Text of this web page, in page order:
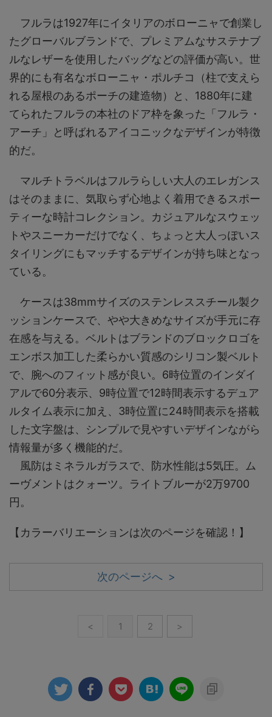
フルラは1927年にイタリアのボローニャで創業し
たグローバルブランドで、プレミアムなサステナブ
ルなレザーを使用したバッグなどの評価が高い。世
界的にも有名なボローニャ・ポルチコ（柱で支えら
れる屋根のあるポーチの建造物）と、1880年に建
てられたフルラの本社のドア枠を象った「フルラ・
アーチ」と呼ばれるアイコニックなデザインが特徴
的だ。
マルチトラベルはフルラらしい大人のエレガンス
はそのままに、気取らず心地よく着用できるスポー
ティーな時計コレクション。カジュアルなスウェッ
トやスニーカーだけでなく、ちょっと大人っぽいス
タイリングにもマッチするデザインが持ち味となっ
ている。
ケースは38mmサイズのステンレススチール製ク
ッションケースで、やや大きめなサイズが手元に存
在感を与える。ベルトはブランドのブロックロゴを
エンボス加工した柔らかい質感のシリコン製ベルト
で、腕へのフィット感が良い。6時位置のインダイ
アルで60分表示、9時位置で12時間表示するデュア
ルタイム表示に加え、3時位置に24時間表示を搭載
した文字盤は、シンプルで見やすいデザインながら
情報量が多く機能的だ。
風防はミネラルガラスで、防水性能は5気圧。ム
ーヴメントはクォーツ。ライトブルーが2万9700
円。
【カラーバリエーションは次のページを確認！】
次のページへ >
< 1 2 >